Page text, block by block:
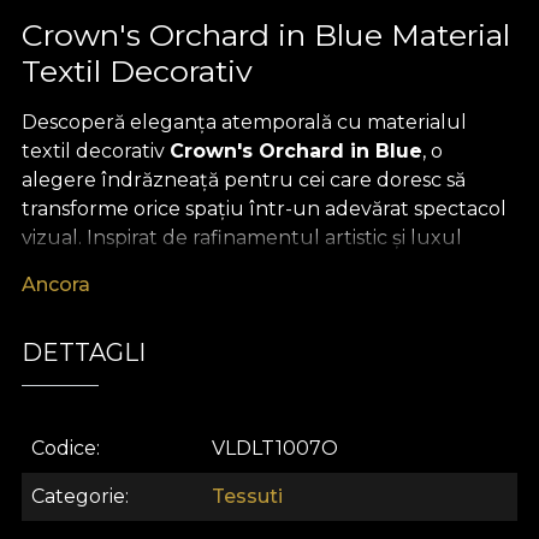
Crown's Orchard in Blue Material
Textil Decorativ
Descoperă eleganța atemporală cu materialul
textil decorativ Crown's Orchard in Blue, o
alegere îndrăzneață pentru cei care doresc să
transforme orice spațiu într-un adevărat spectacol
vizual. Inspirat de rafinamentul artistic și luxul
remarcă printr-un pattern sofisticat, amplu, ce
de albastru, completate de accente subtile și
detalii grafice desenate cu măiestrie, aduc o notă
Versatilitatea acestui material textil premium îl
recomandă pentru o multitudine de aplicații în
designul interior. Fie că alegi să confecționezi
Ancora
DETTAGLI
Codice VLDLT1007O
Categorie Tessuti